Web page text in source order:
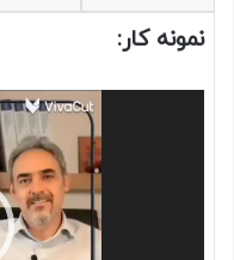
نمونه کار: